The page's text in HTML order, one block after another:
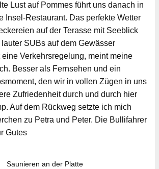
Lust auf Pommes führt uns danach in
Insel-Restaurant. Das perfekte Wetter
auf der Terasse mit Seeblick
SUBs auf dem Gewässer
eine Verkehrsregelung, meint meine
Besser als Fernsehen und ein
den wir in vollen Zügen in uns
Zufriedenheit durch und durch hier
Auf dem Rückweg setzte ich mich
zu Petra und Peter. Die Bullifahrer
Gutes
Saunieren an der Platte